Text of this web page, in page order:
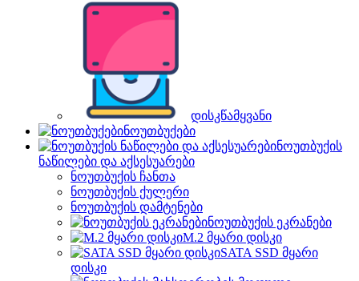
დისკწამყვანი
ნოუთბუქები
ნოუთბუქის
ნაწილები და აქსესუარები
ნოუთბუქის ჩანთა
ნოუთბუქის ქულერი
ნოუთბუქის დამტენები
ნოუთბუქის ეკრანები
M.2 მყარი დისკი
SATA SSD მყარი
დისკი